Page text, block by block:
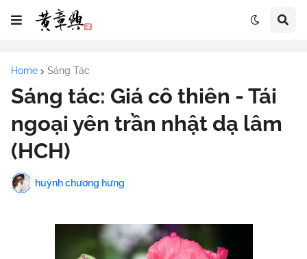
Home Sáng Tác
Sáng tác: Giá cô thiên - Tái
ngoại yên trần nhật dạ lâm
(HCH)
huỳnh chương hưng